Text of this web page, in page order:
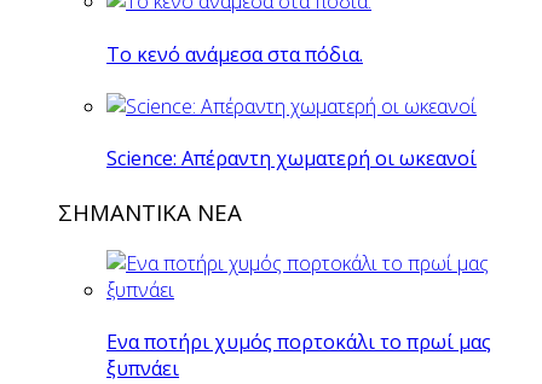
Το κενό ανάμεσα στα πόδια.
Science: Απέραντη χωματερή οι ωκεανοί
ΣΗΜΑΝΤΙΚΑ ΝΕΑ
Eνα ποτήρι χυμός πορτοκάλι το πρωί μας
ξυπνάει